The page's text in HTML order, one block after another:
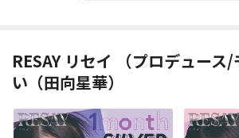
RESAY リセイ （プロデュース
い（田向星華）